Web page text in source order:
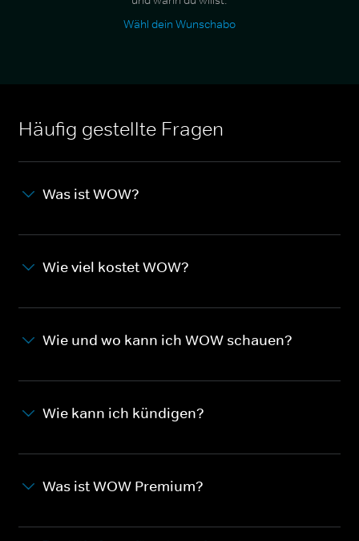
Wähl dein Wunschabo
Häufig gestellte Fragen
Was ist WOW?
Wie viel kostet WOW?
Wie und wo kann ich WOW schauen?
Wie kann ich kündigen?
Was ist WOW Premium?